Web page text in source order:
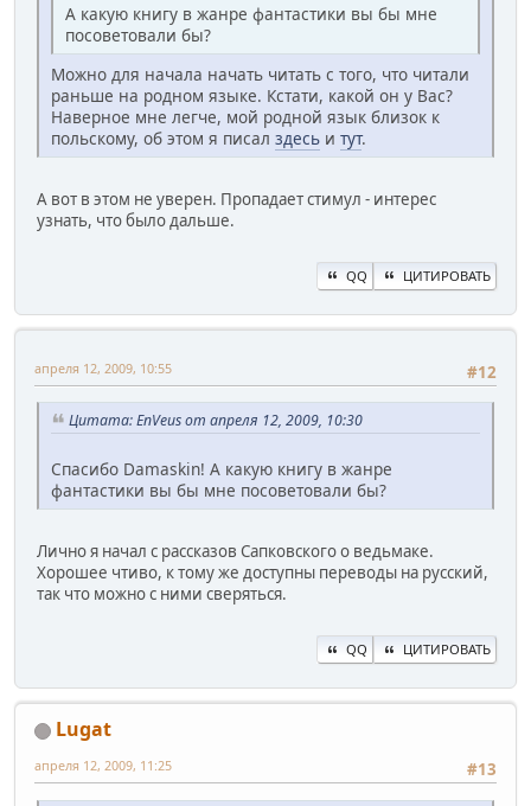
А какую книгу в жанре фантастики вы бы мне
посоветовали бы?
Можно для начала начать читать с того, что читали
раньше на родном языке. Кстати, какой он у Вас?
Наверное мне легче, мой родной язык близок к
польскому, об этом я писал здесь и тут.
А вот в этом не уверен. Пропадает стимул - интерес
узнать, что было дальше.
QQ ЦИТИРОВАТЬ
#12
апреля 12, 2009, 10:55
Цитата: EnVeus от апреля 12, 2009, 10:30
Спасибо Damaskin! А какую книгу в жанре
фантастики вы бы мне посоветовали бы?
Лично я начал с рассказов Сапковского о ведьмаке.
Хорошее чтиво, к тому же доступны переводы на русский,
так что можно с ними сверяться.
QQ ЦИТИРОВАТЬ
Lugat
#13
апреля 12, 2009, 11:25